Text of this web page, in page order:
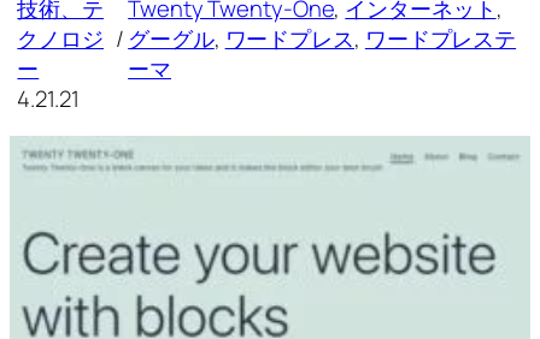
技術、テ
クノロジ
ー
/
Twenty Twenty-One, インターネット
グーグル, ワードプレス, ワードプレステ
ーマ
4.21.21